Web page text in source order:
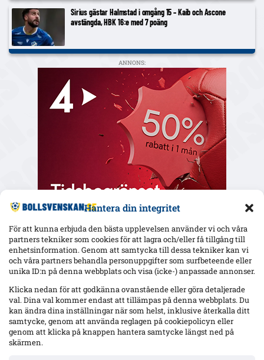
Hantera din integritet
För att kunna erbjuda den bästa upplevelsen använder vi och våra
partners tekniker som cookies för att lagra och/eller få tillgång till
enhetsinformation. Genom att samtycka till dessa tekniker kan vi
och våra partners behandla personuppgifter som surfbeteende eller
unika ID:n på denna webbplats och visa (icke-) anpassade annonser.
Klicka nedan för att godkänna ovanstående eller göra detaljerade
val. Dina val kommer endast att tillämpas på denna webbplats. Du
kan ändra dina inställningar när som helst, inklusive återkalla ditt
samtycke, genom att använda reglagen på cookiepolicyn eller
genom att klicka på knappen hantera samtycke längst ned på
skärmen.
Sirius gästar Halmstad i omgång 15 – Kaib och Ascone
avstängda, HBK 16:e med 7 poäng
ANNONS:
Senaste
nästa vecka
Wernbloom jämför IFK Göteborgs 16-årige Oliver Månsson med